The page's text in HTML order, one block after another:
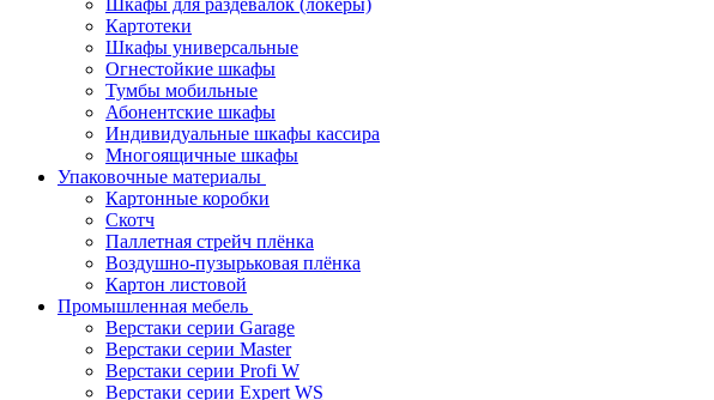
Шкафы для раздевалок (локеры)
Картотеки
Шкафы универсальные
Огнестойкие шкафы
Тумбы мобильные
Абонентские шкафы
Индивидуальные шкафы кассира
Многоящичные шкафы
Упаковочные материалы
Картонные коробки
Скотч
Паллетная стрейч плёнка
Воздушно-пузырьковая плёнка
Картон листовой
Промышленная мебель
Верстаки серии Garage
Верстаки серии Master
Верстаки серии Profi W
Верстаки серии Expert WS